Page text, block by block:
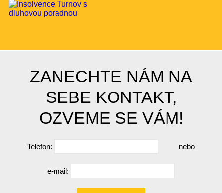
ZANECHTE NÁM NA
SEBE KONTAKT,
OZVEME SE VÁM!
Telefon: nebo
e-mail: